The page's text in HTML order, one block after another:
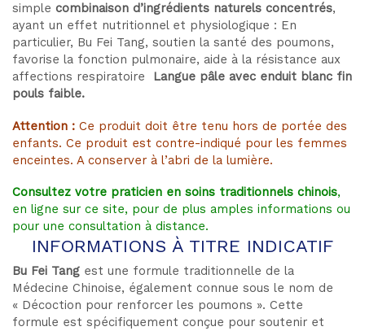
simple combinaison d’ingrédients naturels concentrés,
ayant un effet nutritionnel et physiologique : En
particulier, Bu Fei Tang, soutien la santé des poumons,
favorise la fonction pulmonaire, aide à la résistance aux
affections respiratoire
Langue pâle avec enduit blanc fin
pouls faible.
Attention : Ce produit doit être tenu hors de portée des
enfants. Ce produit est contre-indiqué pour les femmes
enceintes. A conserver à l’abri de la lumière.
Consultez votre praticien en soins traditionnels chinois,
en ligne sur ce site, pour de plus amples informations ou
pour une consultation à distance.
INFORMATIONS À TITRE INDICATIF
Bu Fei Tang est une formule traditionnelle de la
Médecine Chinoise, également connue sous le nom de
« Décoction pour renforcer les poumons ». Cette
formule est spécifiquement conçue pour soutenir et